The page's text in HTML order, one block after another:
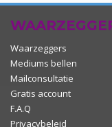
Waarzeggers
Mediums bellen
Mailconsultatie
Gratis account
F.A.Q
Privacybeleid